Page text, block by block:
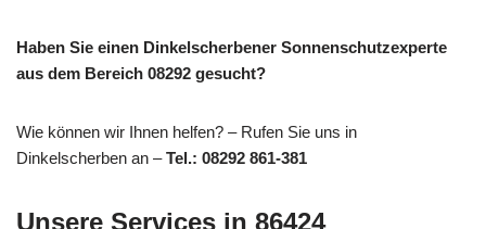
Haben Sie einen Dinkelscherbener Sonnenschutzexperte
aus dem Bereich 08292 gesucht?
Wie können wir Ihnen helfen? – Rufen Sie uns in
Dinkelscherben an –Tel.: 08292 861-381
Unsere Services in 86424